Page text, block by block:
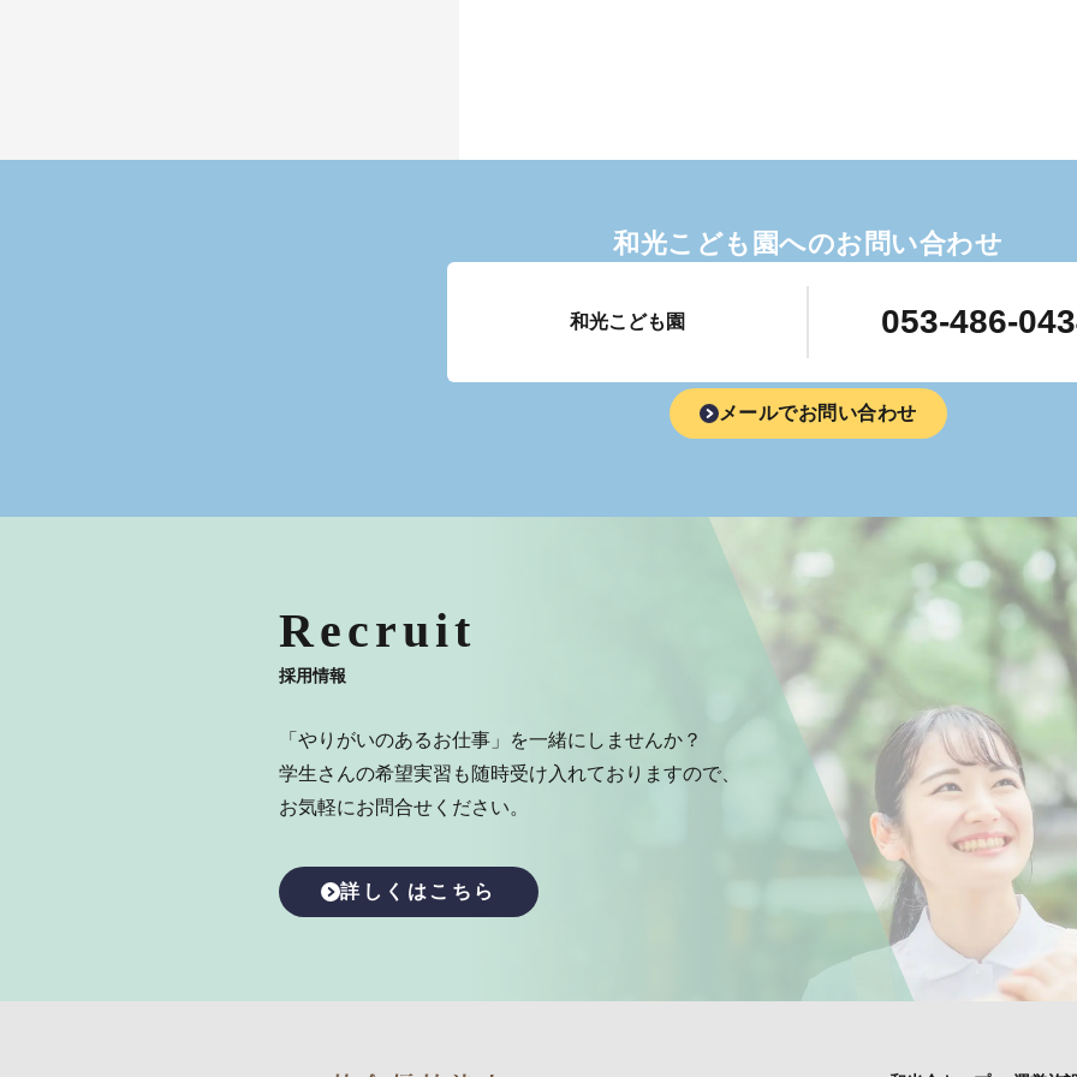
和光こども園へのお問い合わせ
和光こども園 053-486-
メールでお問い合わせ
Recruit
採用情報
「やりがいのあるお仕事」を一緒にしませんか？
学生さんの希望実習も随時受け入れておりますので、
お気軽にお問合せください。
詳しくはこちら